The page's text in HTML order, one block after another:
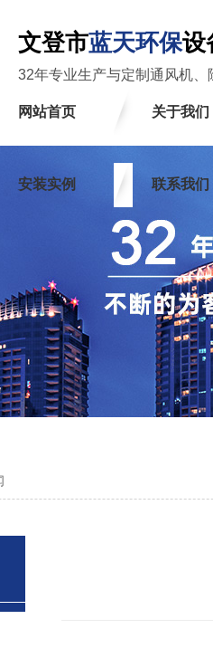
文登市蓝天环保设
32年专业生产与定制通风机、
网站首页 关于我们
安装实例 联系我们